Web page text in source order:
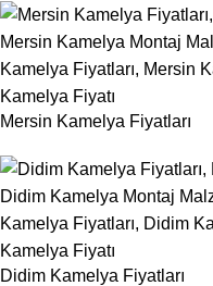
Mersin Kamelya Fiyatları
Didim Kamelya Fiyatları